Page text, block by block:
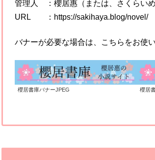
管理人 ：櫻居惠（または、さくらいめ
URL ：https://sakihaya.blog/novel/
バナーが必要な場合は、こちらをお使
櫻居書庫バナーJPEG 櫻居